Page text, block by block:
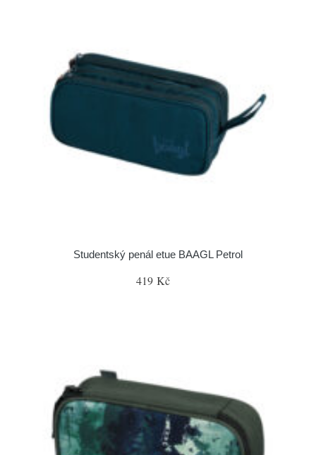
Studentský penál etue BAAGL Petrol
419 Kč